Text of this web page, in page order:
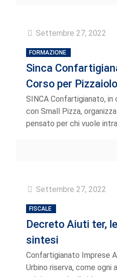
Settembre 27, 2022
FORMAZIONE
Sinca
Corso per Pizzaiolo
SINCA Confartigianato, in
con Small Pizza,
pensato per chi vuole
Settembre 27, 2022
FISCALE
Decreto Aiuti ter,
sintesi
Confartigianato Imprese
Urbino riserva, come ogni